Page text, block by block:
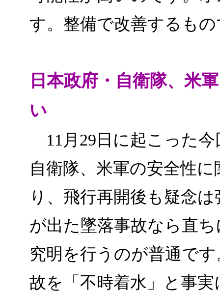
す。整備で改善するも
日本政府・自衛隊、米
い
11月29日に起こった
自衛隊、米軍の安全性
り、飛行再開後も疑念
が出た墜落事故なら直
究明を行うのが普通で
故を「不時着水」と事